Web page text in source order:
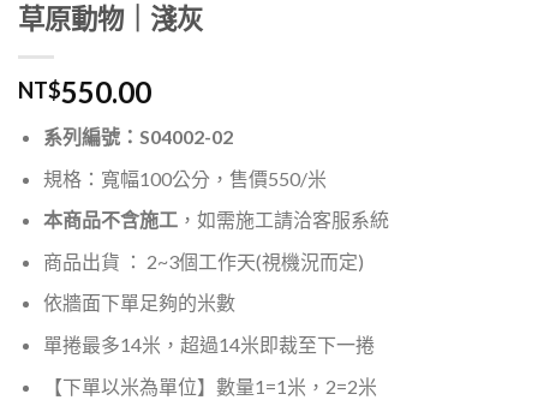
草原動物｜淺灰
NT$550.00
系列編號：S04002-02
規格：寬幅100公分，售價550/米
本商品不含施工，如需施工請洽客服系統
商品出貨 ： 2~3個工作天(視機況而定)
依牆面下單足夠的米數
單捲最多14米，超過14米即裁至下一捲
【下單以米為單位】數量1=1米，2=2米